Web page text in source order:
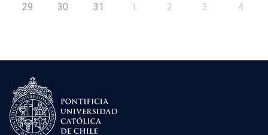
29 30 31 1 2 3 4